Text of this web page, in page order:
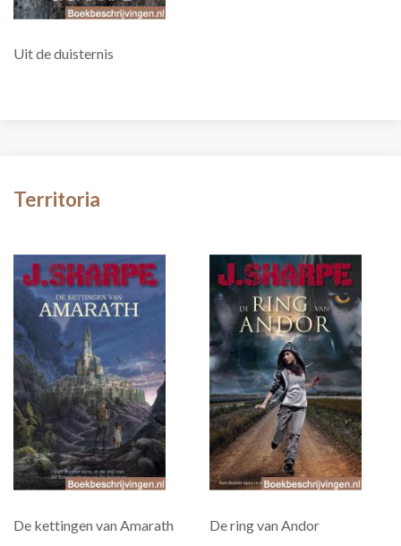
Uit de duisternis
Territoria
De kettingen van Amarath De ring van Andor